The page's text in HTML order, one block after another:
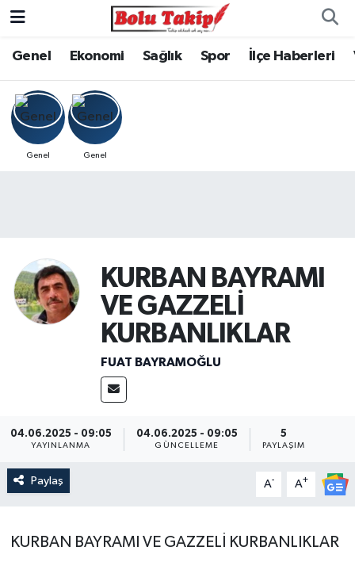
Genel Ekonomi Sağlık Spor İlçe Haberleri
Genel Genel
KURBAN BAYRAMI
VE GAZZELİ
KURBANLIKLAR
FUAT BAYRAMOĞLU
04.06.2025 - 09:05
YAYINLANMA
04.06.2025 - 09:05
GÜNCELLEME
5
PAYLAŞIM
Paylaş A- A+
KURBAN BAYRAMI VE GAZZELİ KURBANLIKLAR